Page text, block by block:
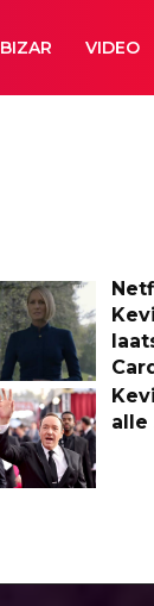
BIZAR VIDEO
alle